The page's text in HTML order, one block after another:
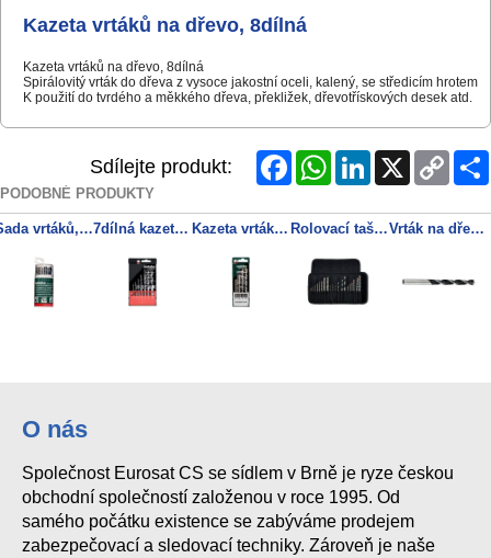
Kazeta vrtáků na dřevo, 8dílná
Kazeta vrtáků na dřevo, 8dílná
Spirálovitý vrták do dřeva z vysoce jakostní oceli, kalený, se středicím hrotem
K použití do tvrdého a měkkého dřeva, překližek, dřevotřískových desek atd.
Sdílejte produkt: FacebookWhatsAppLinkedInX
Copy
Link
PODOBNÉ PRODUKTY
Sada vrtáků, 18dílný 7dílná kazeta univerzálních vrtáků, Ø 3-10 mm Kazeta vrtáků do betonu pro, 5dílná Rolovací taška na nářadí se sadou vrtáků SP, 20dílná Vrták na dřevo (chromvanadová ocel), 12,0 x 151 mm
O nás
Společnost Eurosat CS se sídlem v Brně je ryze českou
obchodní společností založenou v roce 1995. Od
samého počátku existence se zabýváme prodejem
zabezpečovací a sledovací techniky. Zároveň je naše